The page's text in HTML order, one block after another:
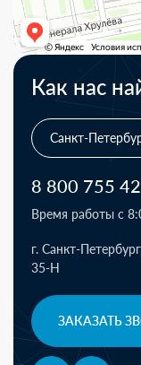
Как нас
Санкт-
8 800 755
Время работы с
г. Санкт-
35-Н
ЗАКАЗАТЬ